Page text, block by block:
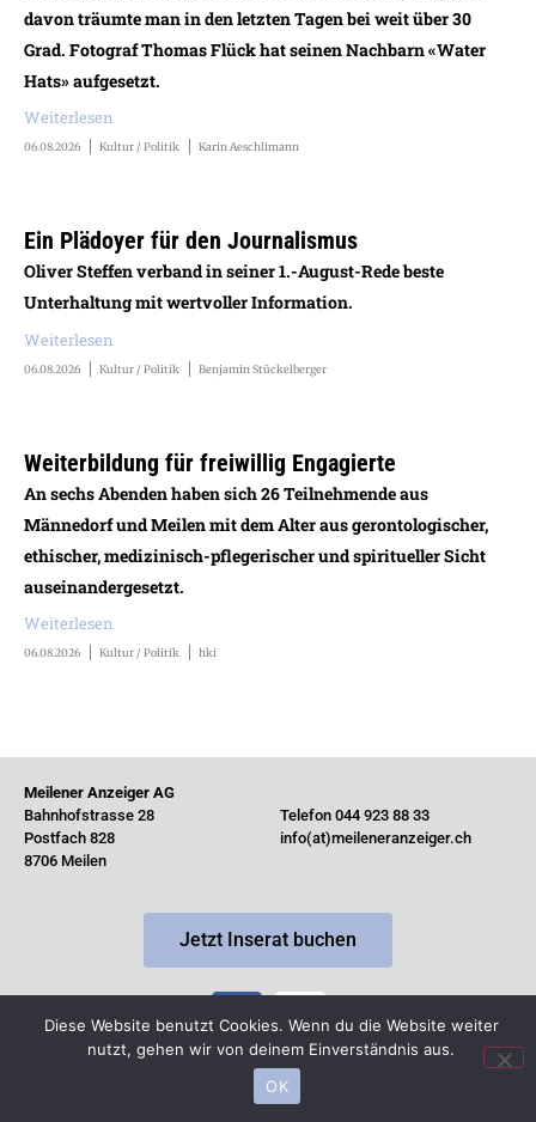
davon träumte man in den letzten Tagen bei weit über 30
Grad. Fotograf Thomas Flück hat seinen Nachbarn «Water
Hats» aufgesetzt.
Weiterlesen
06.08.2026 Kultur / Politik Karin Aeschlimann
Ein Plädoyer für den Journalismus
Oliver Steffen verband in seiner 1.-August-Rede beste
Unterhaltung mit wertvoller Information.
Weiterlesen
06.08.2026 Kultur / Politik Benjamin Stückelberger
Weiterbildung für freiwillig Engagierte
An sechs Abenden haben sich 26 Teilnehmende aus
Männedorf und Meilen mit dem Alter aus gerontologischer,
ethischer, medizinisch-pflegerischer und spiritueller Sicht
auseinandergesetzt.
Weiterlesen
06.08.2026 Kultur / Politik hki
Meilener Anzeiger AG
Bahnhofstrasse 28
Postfach 828
8706 Meilen
Telefon 044 923 88 33
info(at)meileneranzeiger.ch
Jetzt Inserat buchen
© Copyright 2026 by MeilenerAnzeiger ·
Diese Website benutzt Cookies. Wenn du die Website weiter
nutzt, gehen wir von deinem Einverständnis aus.
OK